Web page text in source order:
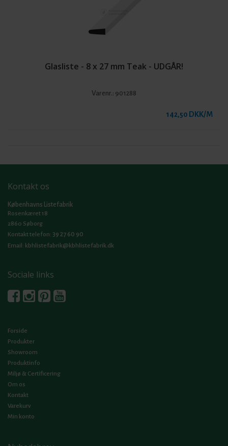
Glasliste - 8 x 27 mm Teak - UDGÅR!
Varenr.: 901288
142,50 DKK/M
Kontakt os
Københavns Listefabrik
Rosenkæret 18
2860 Søborg
Kontakt telefon: 39 27 60 90
Email: kbhlistefabrik@kbhlistefabrik.dk
Sociale links
Forside
Produkter
Showroom
Produktinfo
Miljø & Certificering
Om os
Kontakt
Varekurv
Min konto